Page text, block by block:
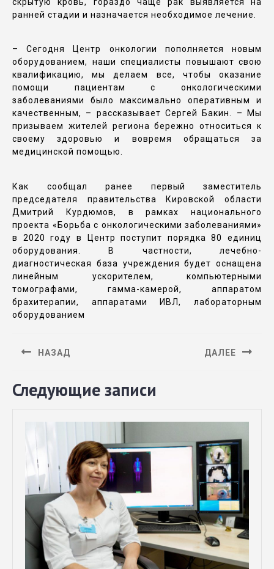
ранней стадии и назначается необходимое лечение.
– Сегодня Центр онкологии пополняется новым
оборудованием, наши специалисты повышают свою
квалификацию, мы делаем все, чтобы оказание
помощи пациентам с онкологическими
заболеваниями было максимально оперативным и
качественным, – рассказывает Сергей Бакин. – Мы
призываем жителей региона бережно относиться к
своему здоровью и вовремя обращаться за
медицинской помощью.
Как сообщал ранее первый заместитель
председателя правительства Кировской области
Дмитрий Курдюмов, в рамках национального
проекта «Борьба с онкологическими заболеваниями»
в 2020 году в Центр поступит порядка 80 единиц
оборудования. В частности, лечебно-
диагностическая база учреждения будет оснащена
линейным ускорителем, компьютерными
томографами, гамма-камерой, аппаратом
брахитерапии, аппаратами ИВЛ, лабораторным
оборудованием
НАЗАД ДАЛЕЕ
Следующие записи